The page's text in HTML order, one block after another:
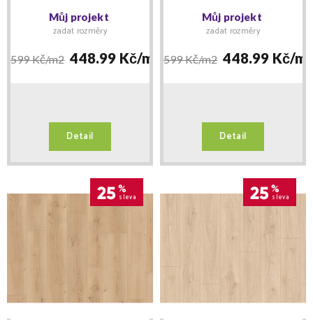
Aqua Classic 33 Dub
Padua přírodní EL2171
Můj projekt
zadat rozměry
599 Kč/m2 448.99 Kč/m2
Detail
Aqua Classic 33 Dub
Predaia přírodní
EL2428
Můj projekt
zadat rozměry
599 Kč/m2 448.99 Kč/
Detail
25 %
sleva 25 %
sleva